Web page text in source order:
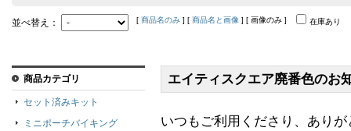
並べ替え： [ 商品名のみ ] [ 商品名と画像 ] [ 画像のみ ] 在庫あり
エイティスクエア廃番色のお
いつもご利用くださり、あり
商品カテゴリ
セット済みキット
ミニポーチバイキング